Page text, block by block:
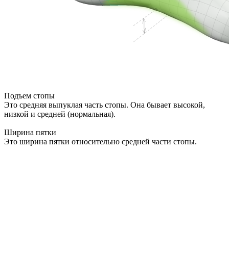
Подъем стопы
Это средняя выпуклая часть стопы. Она бывает высокой,
низкой и средней (нормальная).
Ширина пятки
Это ширина пятки относительно средней части стопы.